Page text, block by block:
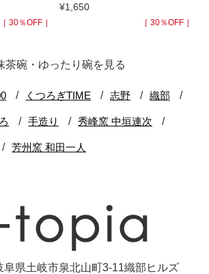
［ 30％OFF ］
¥1,650
［ 30％OFF ］
茶碗・ゆったり碗を見る
阜県土岐市泉北山町3-11織部ヒルズ